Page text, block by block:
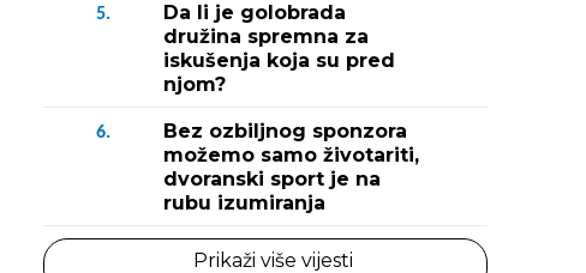
5.
Da li je golobrada
družina spremna za
iskušenja koja su pred
njom?
6.
Bez ozbiljnog sponzora
možemo samo životariti,
dvoranski sport je na
rubu izumiranja
Prikaži više vijesti